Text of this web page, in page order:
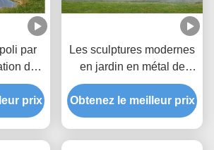
par
de
la
prix
Les sculptures modernes
en jardin en métal de
décoration ont poli le
miroir d'acier inoxydable
Obtenez le meilleur prix